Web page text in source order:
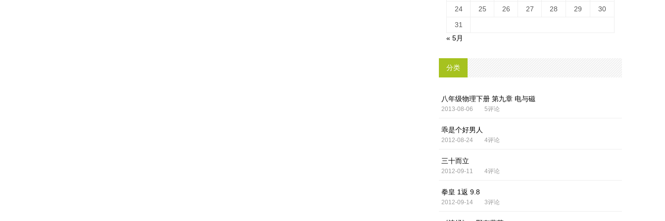
24
25 26 27 28 29
30
31
« 5月
分类
八年级物理下册 第九章 电与磁
2013-08-06 5评论
乖是个好男人
2012-08-24 4评论
三十而立
2012-09-11 4评论
拳皇 1返 9.8
2012-09-14 3评论